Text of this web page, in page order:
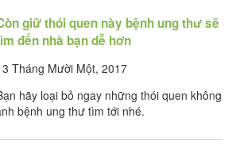
giữ thói quen này bệnh ung thư sẽ
đến nhà bạn dễ hơn
Tháng Mười Một, 2017
hãy loại bỏ ngay những thói quen không
bệnh ung thư tìm tới nhé.